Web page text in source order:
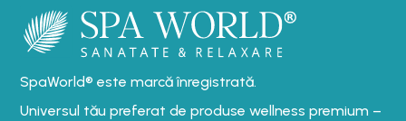
SpaWorld® este marcă înregistrată.
Universul tău preferat de produse wellness premium –